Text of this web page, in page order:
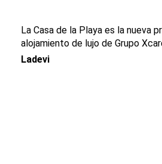
La Casa de la Playa es la nueva
alojamiento de lujo de Grupo
Ladevi